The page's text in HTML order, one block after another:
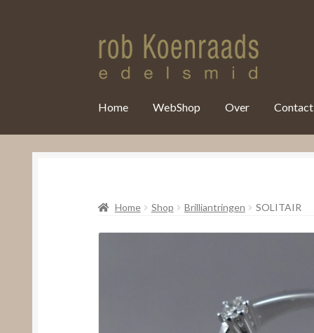
Home WebShop Over Contact
Home Shop Brilliantringen SOLITAIR